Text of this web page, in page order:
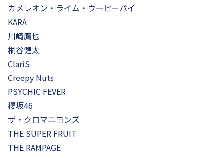
カメレオン・ライム・ウーピーパイ
KARA
川崎鷹也
桐谷健太
ClariS
Creepy Nuts
PSYCHIC FEVER
櫻坂46
ザ・クロマニヨンズ
THE SUPER FRUIT
THE RAMPAGE